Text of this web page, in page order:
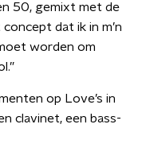
50, gemixt met de
dat ik in m’n
worden om
op Love’s in
clavinet, een bass-